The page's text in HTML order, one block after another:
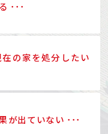
･･･
の家を処分したい
が出ていない ･･･